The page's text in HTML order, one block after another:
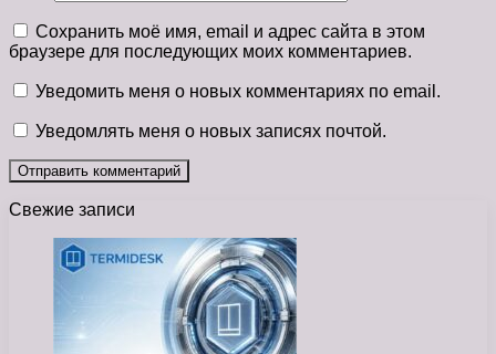
Сохранить моё имя, email и адрес сайта в этом
браузере для последующих моих комментариев.
Уведомить меня о новых комментариях по email.
Уведомлять меня о новых записях почтой.
Свежие записи